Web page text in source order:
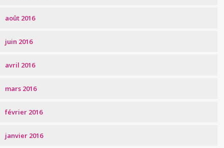
août 2016
juin 2016
avril 2016
mars 2016
février 2016
janvier 2016